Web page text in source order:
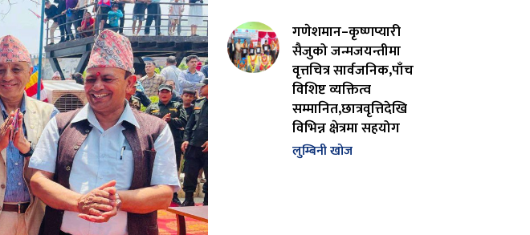
गणेशमान–कृष्णप्यारी
सैजुको जन्मजयन्तीमा
वृत्तचित्र सार्वजनिक,पाँच
विशिष्ट व्यक्तित्व
सम्मानित,छात्रवृत्तिदेखि
विभिन्न क्षेत्रमा सहयोग
लुम्बिनी खोज